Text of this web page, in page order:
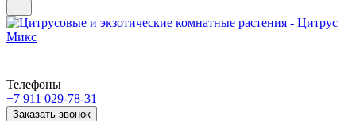
Телефоны
+7 911 029-78-31
Заказать звонок